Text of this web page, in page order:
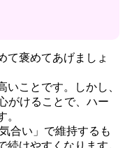
て褒めてあげましょ
ことです。しかし、
がけることで、ハー
。
合い」で維持するも